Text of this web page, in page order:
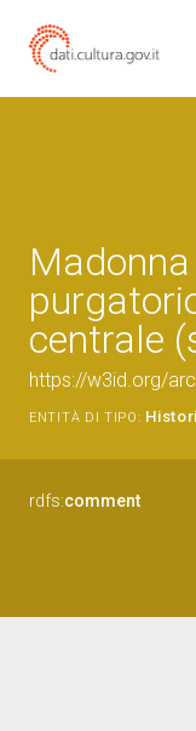
centrale
https://w3id.org/
ENTITÀ DI TIPO:
rdfs:comment